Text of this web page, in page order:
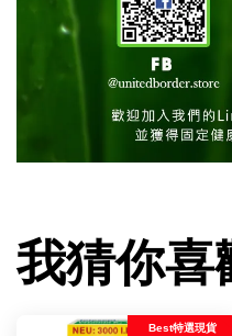
我猜你喜
Best特選現貨